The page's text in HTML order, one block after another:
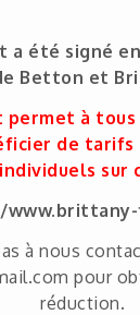
a été signé
Betton et
permet à
de
sur
à nous
pour
réduction.